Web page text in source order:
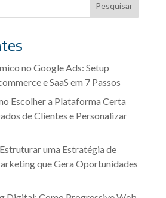
Pesquisar
no Google Ads: Setup
e SaaS em 7 Passos
Escolher a Plataforma Certa
de Clientes e Personalizar
uma Estratégia de
que Gera Oportunidades